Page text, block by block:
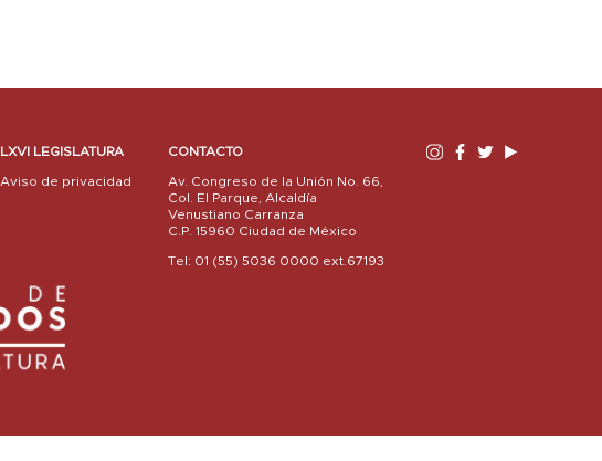
LXVI LEGISLATURA
Aviso de privacidad
CONTACTO
Av. Congreso de la Unión No. 66,
Col. El Parque, Alcaldía
Venustiano Carranza
C.P. 15960 Ciudad de México
Tel: 01 (55) 5036 0000 ext.67193